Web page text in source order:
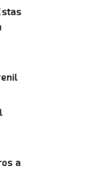
a